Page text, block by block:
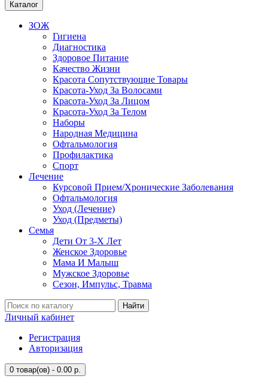
Каталог
ЗОЖ
Гигиена
Диагностика
Здоровое Питание
Качество Жизни
Красота Сопутствующие Товары
Красота-Уход За Волосами
Красота-Уход За Лицом
Красота-Уход За Телом
Наборы
Народная Медицина
Офтальмология
Профилактика
Спорт
Лечение
Курсовой Прием/Хронические Заболевания
Офтальмология
Уход (Лечение)
Уход (Предметы)
Семья
Дети От 3-Х Лет
Женское Здоровье
Мама И Малыш
Мужское Здоровье
Сезон, Импульс, Травма
Найти
Личный кабинет
Регистрация
Авторизация
0 товар(ов) - 0.00 р.